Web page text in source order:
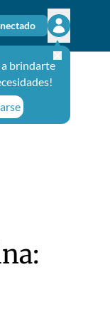
Abrir el
brindarte